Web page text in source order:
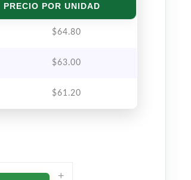
PRECIO POR UNIDAD
$64.80
$63.00
$61.20
+